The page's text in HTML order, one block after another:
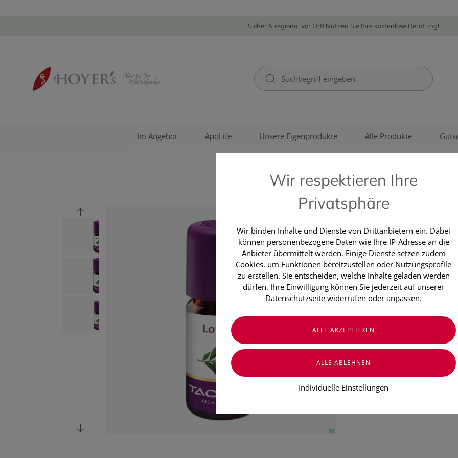
Sicher & regional vor Ort! Nutzen Sie Ihre kostenlose Beratung!
Im Angebot ApoLife Unsere Eigenprodukte Alle Produkte
PHARMAG LACHMAIR GMBH
Taoasis
€ 12,90
€ 258,00/ 100 ml
Preis inkl. MwSt.
Wir respektieren Ihre
Privatsphäre
Wir binden Inhalte und Dienste von Drittanbietern ein. Dabei
können personenbezogene Daten wie Ihre IP-Adresse an die
Anbieter übermittelt werden. Einige Dienste setzen zudem
Cookies, um Funktionen bereitzustellen oder Nutzungsprofile
zu erstellen. Sie entscheiden, welche Inhalte geladen werden
dürfen. Ihre Einwilligung können Sie jederzeit auf unserer
Datenschutzseite widerrufen oder anpassen.
Individuelle Einstellungen